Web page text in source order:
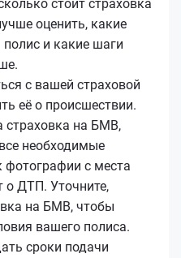
стоит страховка
оценить, какие
и какие шаги
с вашей страховой
её о происшествии.
страховка на БМВ,
необходимые
фотографии с места
о ДТП. Уточните,
на БМВ, чтобы
вашего полиса.
сроки подачи